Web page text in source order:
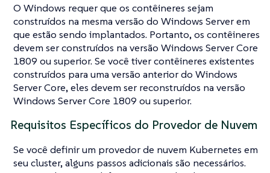
O Windows requer que os contêineres sejam
construídos na mesma versão do Windows Server em
que estão sendo implantados. Portanto, os contêineres
devem ser construídos na versão Windows Server Core
1809 ou superior. Se você tiver contêineres existentes
construídos para uma versão anterior do Windows
Server Core, eles devem ser reconstruídos na versão
Windows Server Core 1809 ou superior.
Requisitos Específicos do Provedor de Nuvem
Se você definir um provedor de nuvem Kubernetes em
seu cluster, alguns passos adicionais são necessários.